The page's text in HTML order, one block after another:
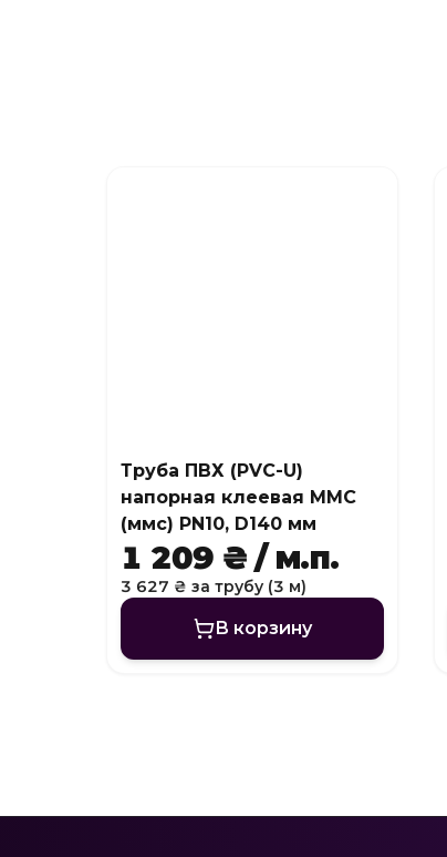
Труба ПВХ (PVC-U)
напорная клеевая MMC
(ммс) PN10, D140 мм
1 209 ₴ / м.п.
3 627 ₴ за трубу (3 м)
В корзину